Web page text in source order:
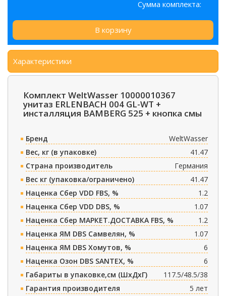
Сумма комплекта:
В корзину
Характеристики
Комплект WeltWasser 10000010367
унитаз ERLENBACH 004 GL-WT +
инсталляция BAMBERG 525 + кнопка смы
Бренд
WeltWasser
Вес, кг (в упаковке)
41.47
Страна производитель
Германия
Вес кг (упаковка/ограничено)
41.47
Наценка Сбер VDD FBS, %
1.2
Наценка Сбер VDD DBS, %
1.07
Наценка Сбер МАРКЕТ.ДОСТАВКА FBS, %
1.2
Наценка ЯМ DBS Самвелян, %
1.07
Наценка ЯМ DBS Хомутов, %
6
Наценка Озон DBS SANTEX, %
6
Габариты в упаковке,см (ШxДxГ)
117.5/48.5/38
Гарантия производителя
5 лет